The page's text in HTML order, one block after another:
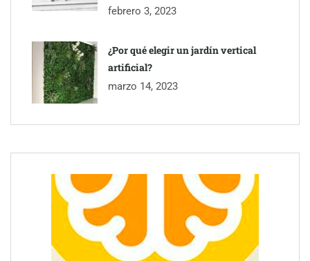
febrero 3, 2023
¿Por qué elegir un jardín vertical
artificial?
marzo 14, 2023